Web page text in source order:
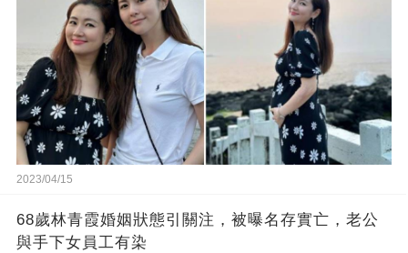
2023/04/15
68歲林青霞婚姻狀態引關注，被曝名存實亡，老公
與手下女員工有染